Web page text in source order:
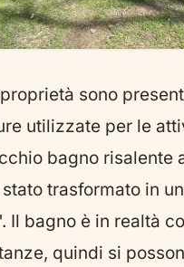
sono
utilizzate per le
bagno risalente
trasformato in
Il bagno è in realtà
quindi si